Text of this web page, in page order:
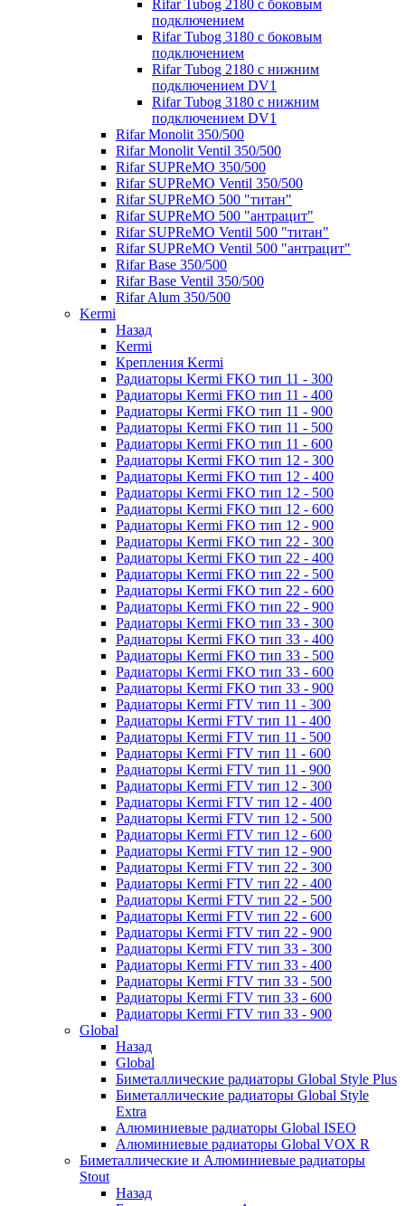
Rifar Tubog 2180 с боковым
подключением
Rifar Tubog 3180 с боковым
подключением
Rifar Tubog 2180 с нижним
подключением DV1
Rifar Tubog 3180 с нижним
подключением DV1
Rifar Monolit 350/500
Rifar Monolit Ventil 350/500
Rifar SUPReMO 350/500
Rifar SUPReMO Ventil 350/500
Rifar SUPReMO 500 "титан"
Rifar SUPReMO 500 "антрацит"
Rifar SUPReMO Ventil 500 "титан"
Rifar SUPReMO Ventil 500 "антрацит"
Rifar Base 350/500
Rifar Base Ventil 350/500
Rifar Alum 350/500
Kermi
Назад
Kermi
Крепления Kermi
Радиаторы Kermi FKO тип 11 - 300
Радиаторы Kermi FKO тип 11 - 400
Радиаторы Kermi FKO тип 11 - 900
Радиаторы Kermi FKO тип 11 - 500
Радиаторы Kermi FKO тип 11 - 600
Радиаторы Kermi FKO тип 12 - 300
Радиаторы Kermi FKO тип 12 - 400
Радиаторы Kermi FKO тип 12 - 500
Радиаторы Kermi FKO тип 12 - 600
Радиаторы Kermi FKO тип 12 - 900
Радиаторы Kermi FKO тип 22 - 300
Радиаторы Kermi FKO тип 22 - 400
Радиаторы Kermi FKO тип 22 - 500
Радиаторы Kermi FKO тип 22 - 600
Радиаторы Kermi FKO тип 22 - 900
Радиаторы Kermi FKO тип 33 - 300
Радиаторы Kermi FKO тип 33 - 400
Радиаторы Kermi FKO тип 33 - 500
Радиаторы Kermi FKO тип 33 - 600
Радиаторы Kermi FKO тип 33 - 900
Радиаторы Kermi FTV тип 11 - 300
Радиаторы Kermi FTV тип 11 - 400
Радиаторы Kermi FTV тип 11 - 500
Радиаторы Kermi FTV тип 11 - 600
Радиаторы Kermi FTV тип 11 - 900
Радиаторы Kermi FTV тип 12 - 300
Радиаторы Kermi FTV тип 12 - 400
Радиаторы Kermi FTV тип 12 - 500
Радиаторы Kermi FTV тип 12 - 600
Радиаторы Kermi FTV тип 12 - 900
Радиаторы Kermi FTV тип 22 - 300
Радиаторы Kermi FTV тип 22 - 400
Радиаторы Kermi FTV тип 22 - 500
Радиаторы Kermi FTV тип 22 - 600
Радиаторы Kermi FTV тип 22 - 900
Радиаторы Kermi FTV тип 33 - 300
Радиаторы Kermi FTV тип 33 - 400
Радиаторы Kermi FTV тип 33 - 500
Радиаторы Kermi FTV тип 33 - 600
Радиаторы Kermi FTV тип 33 - 900
Global
Назад
Global
Биметаллические радиаторы Global Style Plus
Биметаллические радиаторы Global Style
Extra
Алюминиевые радиаторы Global ISEO
Алюминиевые радиаторы Global VOX R
Биметаллические и Алюминиевые радиаторы
Stout
Назад